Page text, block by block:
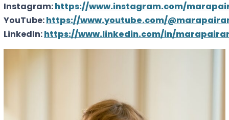
Instagram:https://www.instagram.com/
YouTube:https://www.youtube.com/
LinkedIn:https://www.linkedin.com/in/